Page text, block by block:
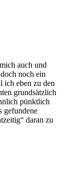
auch und
noch ein
ich eben zu den
grundsätzlich
pünktlich
gefundene
daran zu